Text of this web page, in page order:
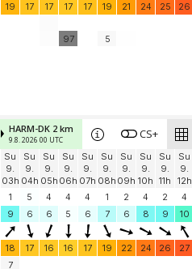
19 17 17 17 17 19 21 24 25 26
97 5
HARM-DK 2 km
9.8. 2026 00 UTC CS+
Su
9.
03h
Su
9.
04h
Su
9.
05h
Su
9.
06h
Su
9.
07h
Su
9.
08h
Su
9.
09h
Su
9.
10h
Su
9.
11h
Su
9.
12h
1
5 4 4 4 1 2 4 2 4
9
6 6 5 6 7 6 8 9 10
18 17 16 16 17 19 22 24 26 27
7